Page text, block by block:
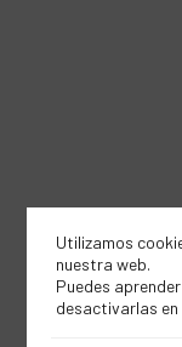
Utilizamos
nuestra web.
Puedes
desactivarlas en